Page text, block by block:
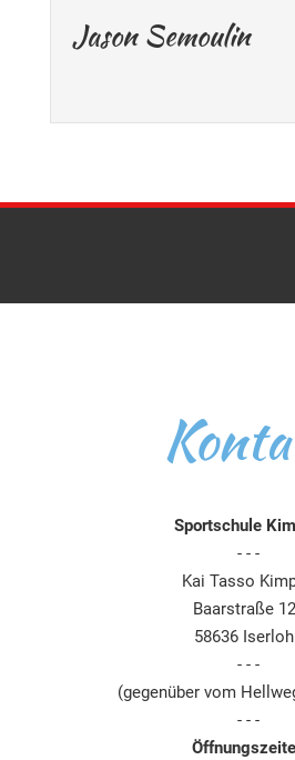
Jason Semoulin
Sportschule
- - -
Kai Tasso
Baarstraße
58636
- - -
(gegenüber vom
- - -